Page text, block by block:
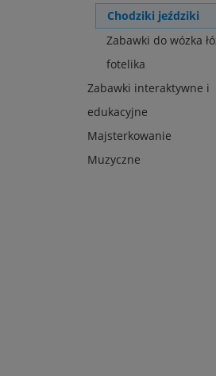
Chodziki jeździki
Zabawki do wózka
fotelika
Zabawki interaktywne i
edukacyjne
Majsterkowanie
Muzyczne